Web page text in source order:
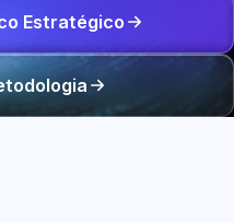
Estratégico